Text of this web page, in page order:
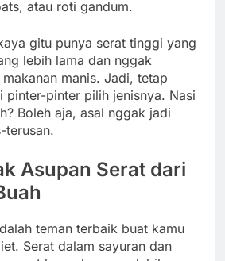
atau roti gandum.
gitu punya serat tinggi yang
lebih lama dan nggak
manis. Jadi, tetap
pinter-pinter pilih jenisnya. Nasi
Boleh aja, asal nggak jadi
terusan.
Asupan Serat dari
teman terbaik buat kamu
Serat dalam sayuran dan